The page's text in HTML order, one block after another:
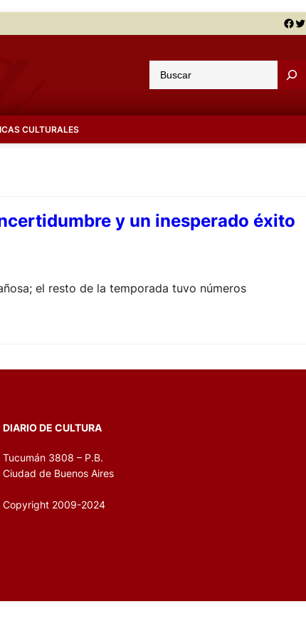
Facebook Twitter
u
a
CULTURALES
y un inesperado éxito
el resto de la temporada tuvo números
DIARIO DE CULTURA
Tucumán 3808 – P.B.
Ciudad de Buenos Aires
Copyright 2009-2024